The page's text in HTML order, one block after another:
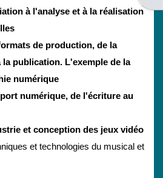
à l'analyse et à la réalisation
de production, de la
la publication. L'exemple de la
numérique
numérique, de l'écriture au
et conception des jeux vidéo
et technologies du musical et